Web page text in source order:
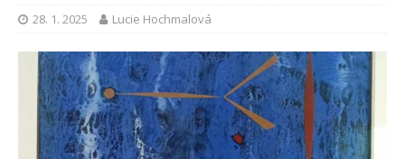
28. 1. 2025 Lucie Hochmalová